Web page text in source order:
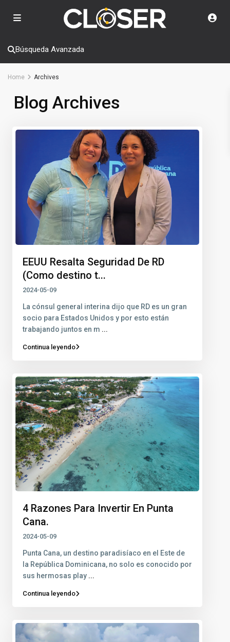
Búsqueda Avanzada
Home Archives
Blog Archives
EEUU Resalta Seguridad De RD
(Como destino t...
2024-05-09
La cónsul general interina dijo que RD es un gran
socio para Estados Unidos y por esto están
trabajando juntos en m ...
Continua leyendo
4 Razones Para Invertir En Punta
Cana.
2024-05-09
Punta Cana, un destino paradisíaco en el Este de
la República Dominicana, no solo es conocido por
sus hermosas play ...
Continua leyendo